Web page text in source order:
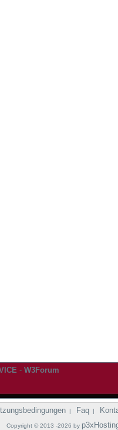
- W3Forum
| Faq |
Copyright © 2013 -2026 by